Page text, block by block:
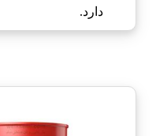
دارد.